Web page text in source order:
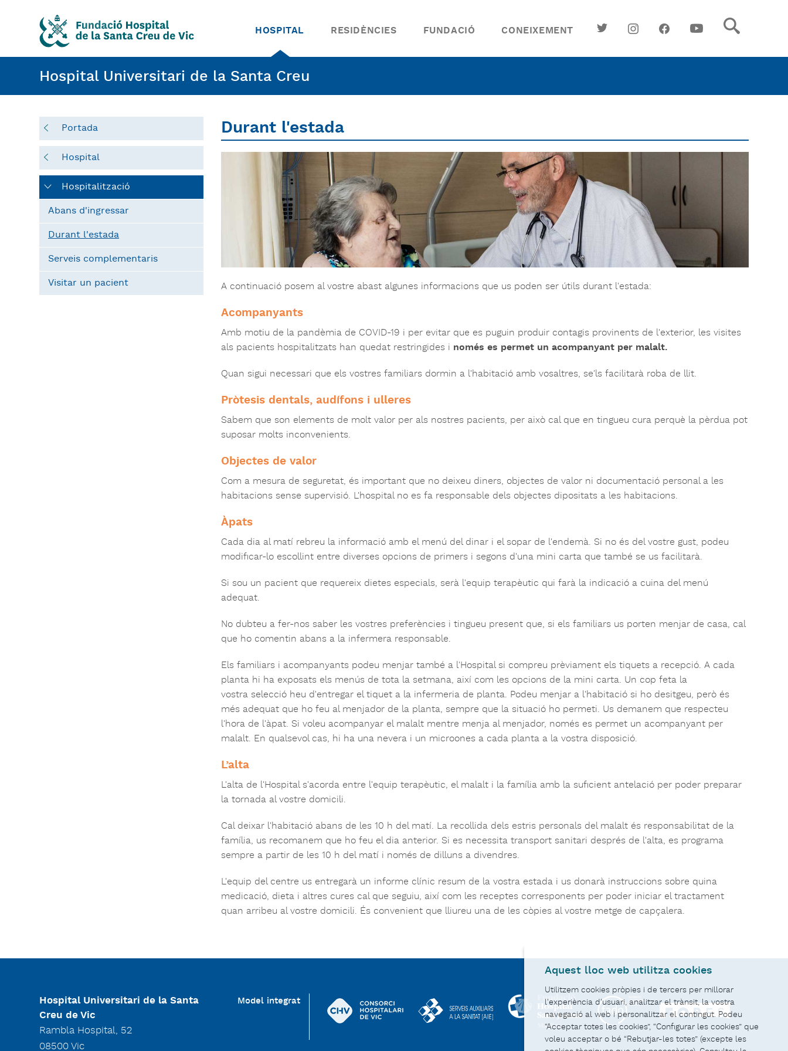
HOSPITAL RESIDÈNCIES FUNDACIÓ CONEIXEMENT
Hospital Universitari de la Santa Creu
Portada
Hospital
Hospitalització
Abans d'ingressar
Durant l'estada
Serveis complementaris
Visitar un pacient
Durant l'estada
A continuació posem al vostre abast algunes informacions que us poden ser útils durant l'estada:
Acompanyants
Amb motiu de la pandèmia de COVID-19 i per evitar que es puguin produir contagis provinents de l'exterior, les visites
als pacients hospitalitzats han quedat restringides i només es permet un acompanyant per malalt.
Quan sigui necessari que els vostres familiars dormin a l'habitació amb vosaltres, se'ls facilitarà roba de llit.
Pròtesis dentals, audífons i ulleres
Sabem que son elements de molt valor per als nostres pacients, per això cal que en tingueu cura perquè la pèrdua pot
suposar molts inconvenients.
Objectes de valor
Com a mesura de seguretat, és important que no deixeu diners, objectes de valor ni documentació personal a les
habitacions sense supervisió. L'hospital no es fa responsable dels objectes dipositats a les habitacions.
Àpats
Cada dia al matí rebreu la informació amb el menú del dinar i el sopar de l'endemà. Si no és del vostre gust, podeu
modificar-lo escollint entre diverses opcions de primers i segons d'una mini carta que també se us facilitarà.
Si sou un pacient que requereix dietes especials, serà l'equip terapèutic qui farà la indicació a cuina del menú
adequat.
No dubteu a fer-nos saber les vostres preferències i tingueu present que, si els familiars us porten menjar de casa, cal
que ho comentin abans a la infermera responsable.
Els familiars i acompanyants podeu menjar també a l'Hospital si compreu prèviament els tiquets a recepció. A cada
planta hi ha exposats els menús de tota la setmana, així com les opcions de la mini carta. Un cop feta la
vostra selecció heu d'entregar el tiquet a la infermeria de planta. Podeu menjar a l'habitació si ho desitgeu, però és
més adequat que ho feu al menjador de la planta, sempre que la situació ho permeti. Us demanem que respecteu
l'hora de l'àpat. Si voleu acompanyar el malalt mentre menja al menjador, només es permet un acompanyant per
malalt. En qualsevol cas, hi ha una nevera i un microones a cada planta a la vostra disposició.
L’alta
L'alta de l'Hospital s'acorda entre l'equip terapèutic, el malalt i la família amb la suficient antelació per poder preparar
la tornada al vostre domicili.
Cal deixar l'habitació abans de les 10 h del matí. La recollida dels estris personals del malalt és responsabilitat de la
família, us recomanem que ho feu el dia anterior. Si es necessita transport sanitari després de l'alta, es programa
sempre a partir de les 10 h del matí i només de dilluns a divendres.
L'equip del centre us entregarà un informe clínic resum de la vostra estada i us donarà instruccions sobre quina
medicació, dieta i altres cures cal que seguiu, així com les receptes corresponents per poder iniciar el tractament
quan arribeu al vostre domicili. És convenient que lliureu una de les còpies al vostre metge de capçalera.
Hospital Universitari de la Santa
Creu de Vic
Rambla Hospital, 52
08500 Vic
Model integrat
Aquest lloc web utilitza cookies
Utilitzem cookies pròpies i de tercers per millorar
l'experiència d'usuari, analitzar el trànsit, la vostra
navegació al web i personalitzar el contingut. Podeu
“Acceptar totes les cookies”, “Configurar les cookies” que
voleu acceptar o bé “Rebutjar-les totes” (excepte les